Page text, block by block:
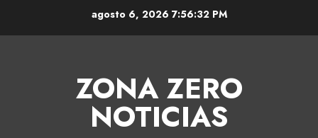
agosto 6, 2026 7:56:32 PM
ZONA ZERO
NOTICIAS